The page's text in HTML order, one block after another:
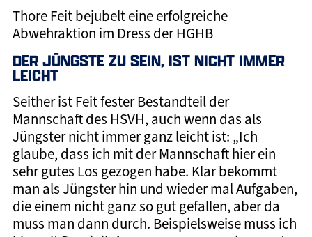
Thore Feit bejubelt eine erfolgreiche
Abwehraktion im Dress der HGHB
DER JÜNGSTE ZU SEIN, IST NICHT IMMER
LEICHT
Seither ist Feit fester Bestandteil der
Mannschaft des HSVH, auch wenn das als
Jüngster nicht immer ganz leicht ist: „Ich
glaube, dass ich mit der Mannschaft hier ein
sehr gutes Los gezogen habe. Klar bekommt
man als Jüngster hin und wieder mal Aufgaben,
die einem nicht ganz so gut gefallen, aber da
muss man dann durch. Beispielsweise muss ich